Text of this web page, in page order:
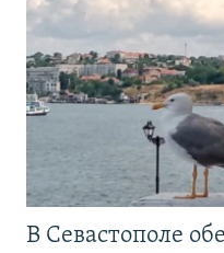
В Севастополе